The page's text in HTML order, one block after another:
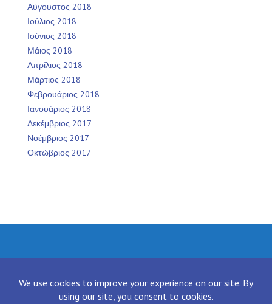
Αύγουστος 2018
Ιούλιος 2018
Ιούνιος 2018
Μάιος 2018
Απρίλιος 2018
Μάρτιος 2018
Φεβρουάριος 2018
Ιανουάριος 2018
Δεκέμβριος 2017
Νοέμβριος 2017
Οκτώβριος 2017